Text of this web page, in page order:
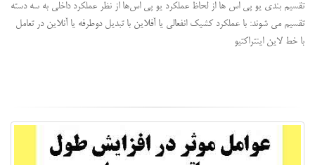
تقسیم بندی یو پی اس ها از لحاظ عملکرد یو پی‌ اس‌ها از نظر عملکرد داخلی به سه دسته
تقسیم‌ می شوند: با عملکرد کشیک انفعالی یا آفلاین با تبدیل دوطرفه یا آنلاین در تعامل
با خط لاین اینتراکتیو